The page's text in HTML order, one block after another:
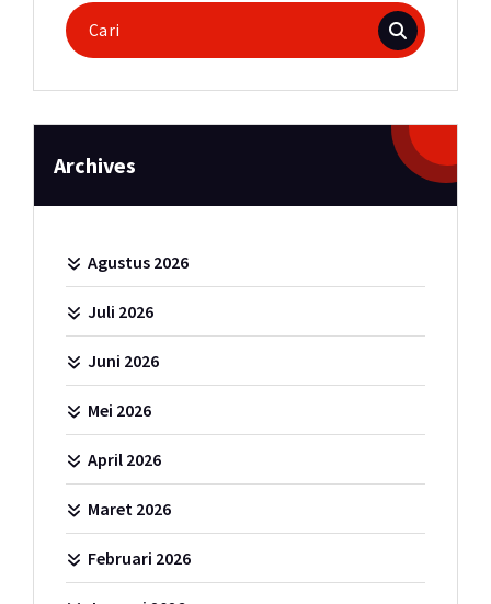
Pencarian
untuk:
Archives
Agustus 2026
Juli 2026
Juni 2026
Mei 2026
April 2026
Maret 2026
Februari 2026